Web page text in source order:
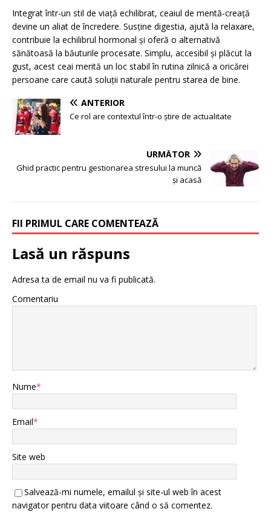
Integrat într-un stil de viață echilibrat, ceaiul de mentă-creață
devine un aliat de încredere. Susține digestia, ajută la relaxare,
contribuie la echilibrul hormonal și oferă o alternativă
sănătoasă la băuturile procesate. Simplu, accesibil și plăcut la
gust, acest ceai merită un loc stabil în rutina zilnică a oricărei
persoane care caută soluții naturale pentru starea de bine.
ANTERIOR
Ce rol are contextul într-o știre de actualitate
URMĂTOR
Ghid practic pentru gestionarea stresului la muncă
și acasă
FII PRIMUL CARE COMENTEAZĂ
Lasă un răspuns
Adresa ta de email nu va fi publicată.
Comentariu
Nume*
Email*
Site web
Salvează-mi numele, emailul și site-ul web în acest
navigator pentru data viitoare când o să comentez.